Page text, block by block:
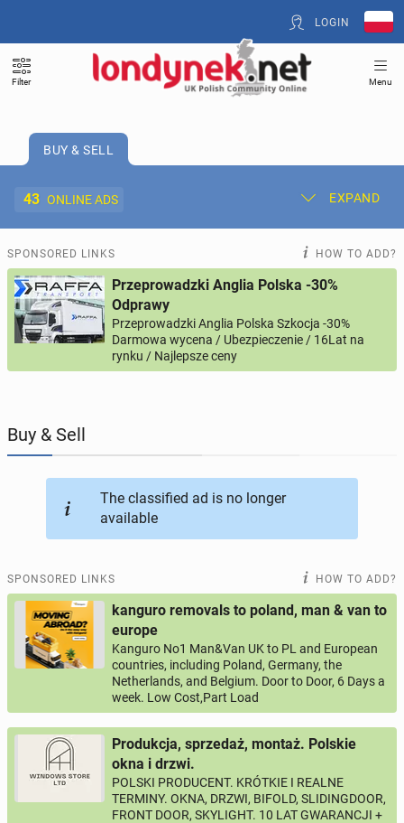
LOGIN
Filter Menu
BUY & SELL
43 ONLINE ADS EXPAND
Post New Ad My Ads
Offer and Adverts Price
ACCOMMODATION 260online ads
JOBSEEKERS
BUSINESS
AUTOMOTIVE 12online ads
PERSONALS
SPONSORED LINKS HOW TO ADD?
Przeprowadzki Anglia Polska -30%
Odprawy
Przeprowadzki Anglia Polska Szkocja -30%
Darmowa wycena / Ubezpieczenie / 16Lat na
rynku / Najlepsze ceny
Buy & Sell
The classified ad is no longer
available
SPONSORED LINKS HOW TO ADD?
kanguro removals to poland, man & van to
europe
Kanguro No1 Man&Van UK to PL and European
countries, including Poland, Germany, the
Netherlands, and Belgium. Door to Door, 6 Days a
week. Low Cost,Part Load
Produkcja, sprzedaż, montaż. Polskie
okna i drzwi.
POLSKI PRODUCENT. KRÓTKIE I REALNE
TERMINY. OKNA, DRZWI, BIFOLD, SLIDINGDOOR,
FRONT DOOR, SKYLIGHT. 10 LAT GWARANCJI +